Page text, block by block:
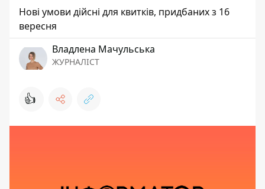
Нові умови дійсні для квитків, придбаних з 16
вересня
Владлена Мачульська
ЖУРНАЛІСТ
👍